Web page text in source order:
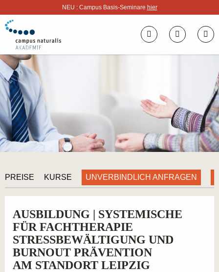
NEU : Campus Basis-Seminare hier
PREISE KURSE UNVERBINDLICH ANFRAGEN
AUSBILDUNG | SYSTEMISCHE
FÜR FACHTHERAPIE
STRESSBEWÄLTIGUNG UND
BURNOUT PRÄVENTION
AM STANDORT LEIPZIG